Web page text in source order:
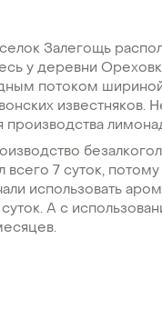
Залегощь
у деревни
потоком
известняков.
производства
всего 7 суток,
использовать
А с